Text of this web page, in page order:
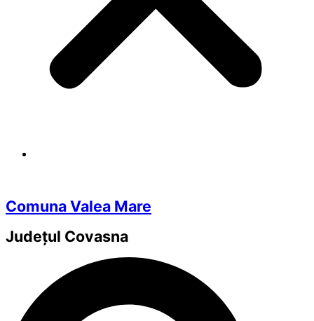
Comuna Valea Mare
Județul Covasna